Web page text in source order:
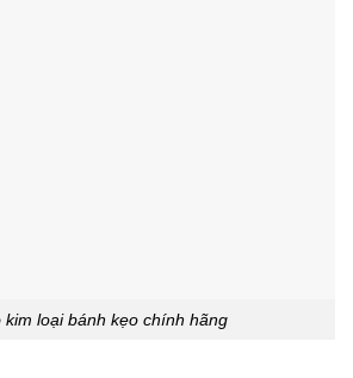
kim loại bánh kẹo chính hãng